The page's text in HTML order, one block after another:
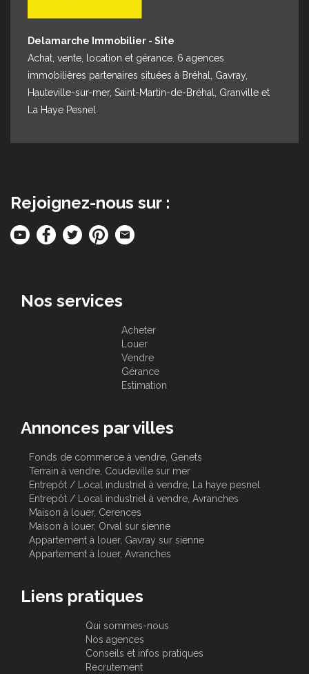
Delamarche Immobilier - Site
Achat, vente, location et gérance. 6 agences
immobilières partenaires situées à Bréhal, Gavray,
Hauteville-sur-mer, Saint-Martin-de-Bréhal, Granville et
La Haye Pesnel
Rejoignez-nous sur :
Nos services
Acheter
Louer
Vendre
Gérance
Estimation
Annonces par villes
Fonds de commerce à vendre, Genets
Terrain à vendre, Coudeville sur mer
Entrepôt / Local industriel à vendre, La haye pesnel
Entrepôt / Local industriel à vendre, Avranches
Maison à louer, Cerences
Maison à louer, Orval sur sienne
Appartement à louer, Gavray sur sienne
Appartement à louer, Avranches
Liens pratiques
Qui sommes-nous
Nos agences
Conseils et infos pratiques
Recrutement